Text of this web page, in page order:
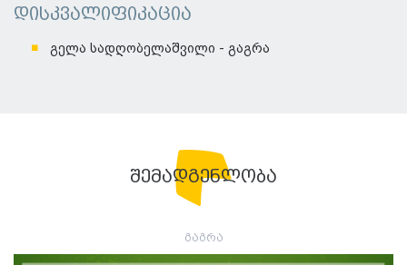
დისკვალიფიკაცია
გელა სადღობელაშვილი - გაგრა
შემადგენლობა
გაგრა